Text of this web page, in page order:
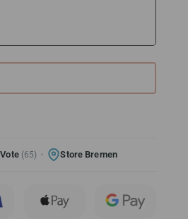
(65) Store Bremen